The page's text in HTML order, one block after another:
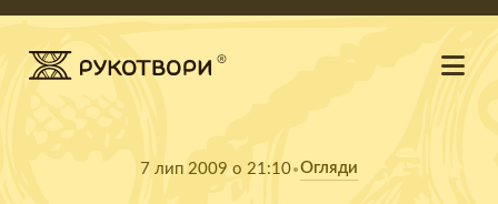
7 лип 2009 о 21:10 Огляди